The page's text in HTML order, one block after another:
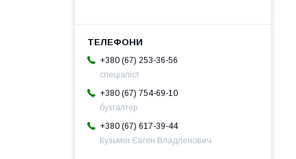
+380 (67) 253-36-56
спеціаліст
+380 (67) 754-69-10
бухгалтер
+380 (67) 617-39-44
Кузьмін Євген Владленович